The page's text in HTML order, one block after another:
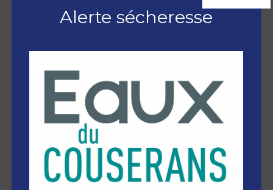
BAINS
05 61 64 36 75
Station de Guzet-Neige
Alerte sécheresse